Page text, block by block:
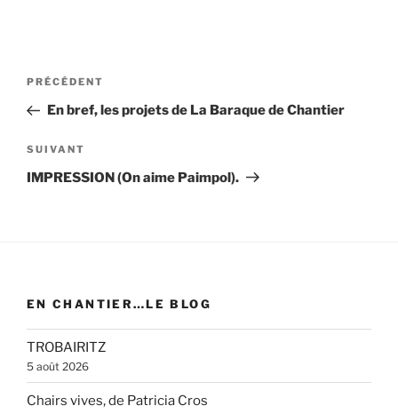
Navigation
l’article
Article
précédent
PRÉCÉDENT
En bref, les projets de La Baraque de Chantier
Article
suivant
SUIVANT
IMPRESSION (On aime Paimpol).
EN CHANTIER…LE BLOG
TROBAIRITZ
5 août 2026
Chairs vives, de Patricia Cros